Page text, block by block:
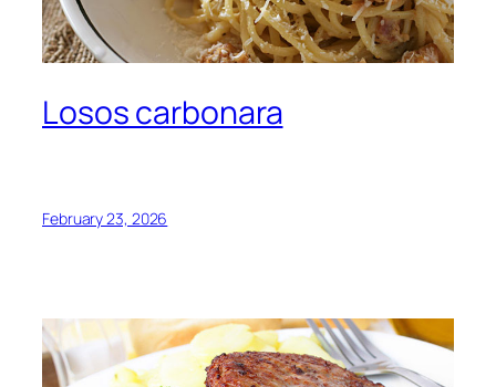
Losos carbonara
February 23, 2026